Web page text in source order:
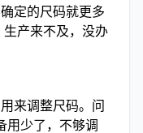
定的尺码就更多
产来不及，没办
来调整尺码。问
用少了，不够调